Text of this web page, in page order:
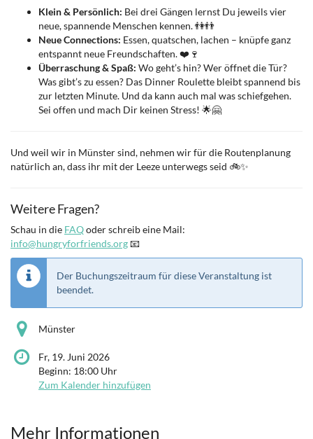
Klein & Persönlich: Bei drei Gängen lernst Du jeweils vier
neue, spannende Menschen kennen. 👫👬
Neue Connections: Essen, quatschen, lachen – knüpfe ganz
entspannt neue Freundschaften. ❤️🍷
Überraschung & Spaß: Wo geht’s hin? Wer öffnet die Tür?
Was gibt’s zu essen? Das Dinner Roulette bleibt spannend bis
zur letzten Minute. Und da kann auch mal was schiefgehen.
Sei offen und mach Dir keinen Stress! 🌟🤗
Und weil wir in Münster sind, nehmen wir für die Routenplanung
natürlich an, dass ihr mit der Leeze unterwegs seid 🚲✨
Weitere Fragen?
Schau in die FAQoder schreib eine Mail:
info@hungryforfriends.org📧
Der Buchungszeitraum für diese Veranstaltung ist
beendet.
Münster
Fr, 19. Juni 2026
Beginn: 18:00 Uhr
Zum Kalender hinzufügen
Mehr Informationen